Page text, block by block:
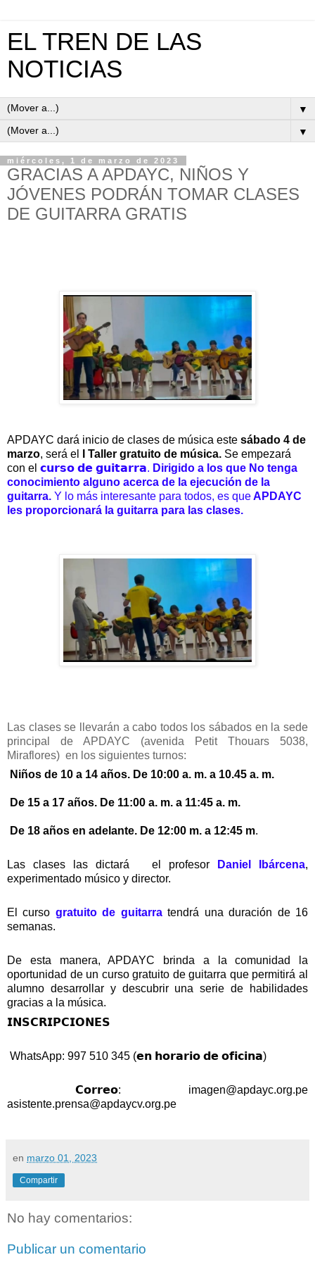
EL TREN DE LAS
NOTICIAS
▼
▼
miércoles, 1 de marzo de 2023
GRACIAS A APDAYC, NIÑOS Y
JÓVENES PODRÁN TOMAR CLASES
DE GUITARRA GRATIS
APDAYC dará inicio de clases de música este sábado 4 de
marzo, será el Taller gratuito de música. Se empezará
con el 𝗰𝘂𝗿𝘀𝗼 𝗱𝗲 𝗴𝘂𝗶𝘁𝗮𝗿𝗿𝗮. Dirigido a los que No tenga
conocimiento alguno acerca de la ejecución de la
guitarra. Y lo más interesante para todos, es que APDAYC
les proporcionará la guitarra para las clases.
Las clases se llevarán a cabo todos los sábados en la sede
principal de APDAYC (avenida Petit Thouars 5038,
Miraflores)  en los siguientes turnos:
Niños de 10 a 14 años. De 10:00 a. m. a 10.45 a. m.
De 15 a 17 años. De 11:00 a. m. a 11:45 a. m.
De 18 años en adelante. De 12:00 m. a 12:45 m.
Las clases las dictará   el profesor Daniel Ibárcena,
experimentado músico y director.
El curso gratuito de guitarra tendrá una duración de 16
semanas.
De esta manera, APDAYC brinda a la comunidad la
oportunidad de un curso gratuito de guitarra que permitirá al
alumno desarrollar y descubrir una serie de habilidades
gracias a la música.
𝗜𝗡𝗦𝗖𝗥𝗜𝗣𝗖𝗜𝗢𝗡𝗘𝗦
WhatsApp: 997 510 345 (𝗲𝗻 𝗵𝗼𝗿𝗮𝗿𝗶𝗼 𝗱𝗲 𝗼𝗳𝗶𝗰𝗶𝗻𝗮)
𝗖𝗼𝗿𝗿𝗲𝗼: imagen@apdayc.org.pe
asistente.prensa@apdaycv.org.pe
en marzo 01, 2023
Compartir
No hay comentarios:
Publicar un comentario